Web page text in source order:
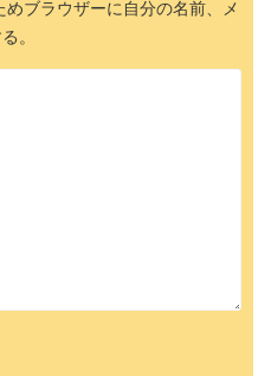
ブラウザーに自分の名前、メ
。